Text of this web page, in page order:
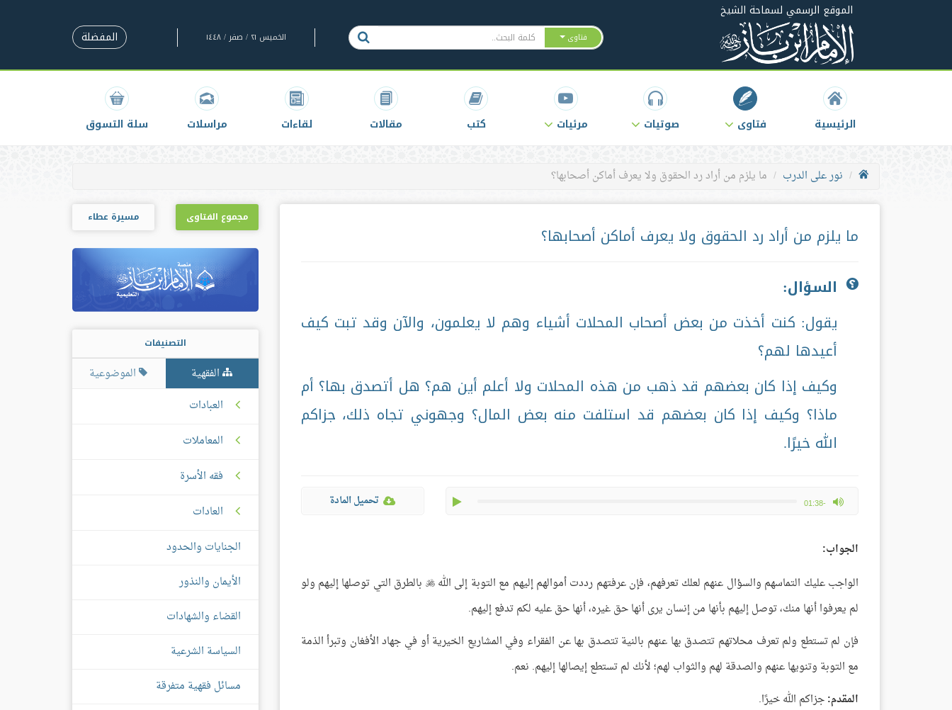
الموقع الرسمي لسماحة الشيخ
فتاوى الخميس ٢١ / صفر / ١٤٤٨ المفضلة
الرئيسية فتاوى صوتيات مرئيات كتب مقالات لقاءات مراسلات سلة التسوق
نور على الدرب ما يلزم من أراد رد الحقوق ولا يعرف أماكن أصحابها؟
ما يلزم من أراد رد الحقوق ولا يعرف أماكن أصحابها؟
السؤال:
يقول: كنت أخذت من بعض أصحاب المحلات أشياء وهم لا يعلمون، والآن وقد تبت كيف
أعيدها لهم؟
وكيف إذا كان بعضهم قد ذهب من هذه المحلات ولا أعلم أين هم؟ هل أتصدق بها؟ أم
ماذا؟ وكيف إذا كان بعضهم قد استلفت منه بعض المال؟ وجهوني تجاه ذلك، جزاكم
الله خيرًا.
-01:38
max volume تحميل المادة
الجواب:
الواجب عليك التماسهم والسؤال عنهم لعلك تعرفهم، فإن عرفتهم رددت أموالهم إليهم مع التوبة إلى الله بالطرق التي توصلها إليهم ولو
لم يعرفوا أنها منك، توصل إليهم بأنها من إنسان يرى أنها حق غيره، أنها حق عليه لكم تدفع إليهم.
فإن لم تستطع ولم تعرف محلاتهم تتصدق بها عنهم بالنية تتصدق بها عن الفقراء وفي المشاريع الخيرية أو في جهاد الأفغان وتبرأ الذمة
مع التوبة وتنويها عنهم والصدقة لهم والثواب لهم؛ لأنك لم تستطع إيصالها إليهم. نعم.
المقدم:جزاكم الله خيرًا.
مجموع الفتاوى مسيرة عطاء
التصنيفات
الفقهية
الموضوعية
العبادات
المعاملات
فقه الأسرة
العادات
الجنايات والحدود
الأيمان والنذور
القضاء والشهادات
السياسة الشرعية
مسائل فقهية متفرقة